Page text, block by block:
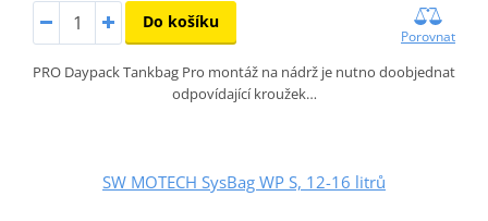
Do košíku
Porovnat
PRO Daypack Tankbag Pro montáž na nádrž je nutno doobjednat
odpovídající kroužek…
SW MOTECH SysBag WP S, 12-16 litrů